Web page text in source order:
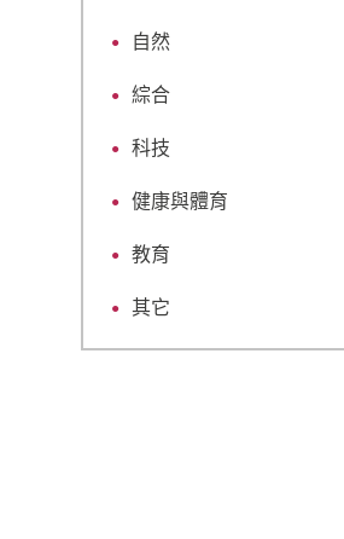
自然
綜合
科技
健康與體育
教育
其它